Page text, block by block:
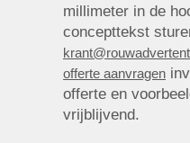
millimeter in de
concepttekst
offerte aanvragen
offerte en
vrijblijvend.